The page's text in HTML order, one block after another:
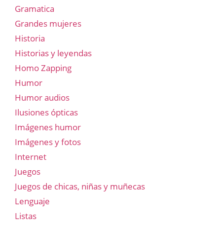
Gramatica
Grandes mujeres
Historia
Historias y leyendas
Homo Zapping
Humor
Humor audios
Ilusiones ópticas
Imágenes humor
Imágenes y fotos
Internet
Juegos
Juegos de chicas, niñas y muñecas
Lenguaje
Listas